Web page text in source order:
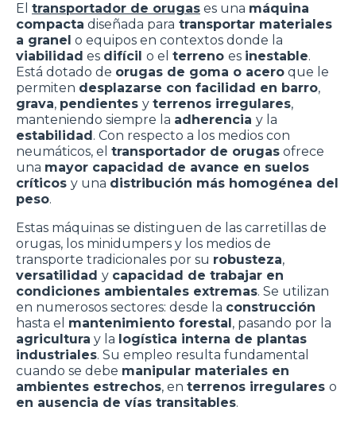
El transportador de orugas es una máquina
compacta diseñada para transportar materiales
a granel o equipos en contextos donde la
viabilidad es difícil o el terreno es inestable.
Está dotado de orugas de goma o acero que le
permiten desplazarse con facilidad en barro,
grava, pendientes y terrenos irregulares,
manteniendo siempre la adherencia y la
estabilidad. Con respecto a los medios con
neumáticos, el transportador de orugas ofrece
una mayor capacidad de avance en suelos
críticos y una distribución más homogénea del
peso.
Estas máquinas se distinguen de las carretillas de
orugas, los minidumpers y los medios de
transporte tradicionales por su robusteza,
versatilidad y capacidad de trabajar en
condiciones ambientales extremas. Se utilizan
en numerosos sectores: desde la construcción
hasta el mantenimiento forestal, pasando por la
agricultura y la logística interna de plantas
industriales. Su empleo resulta fundamental
cuando se debe manipular materiales en
ambientes estrechos, en terrenos irregulares o
en ausencia de vías transitables.